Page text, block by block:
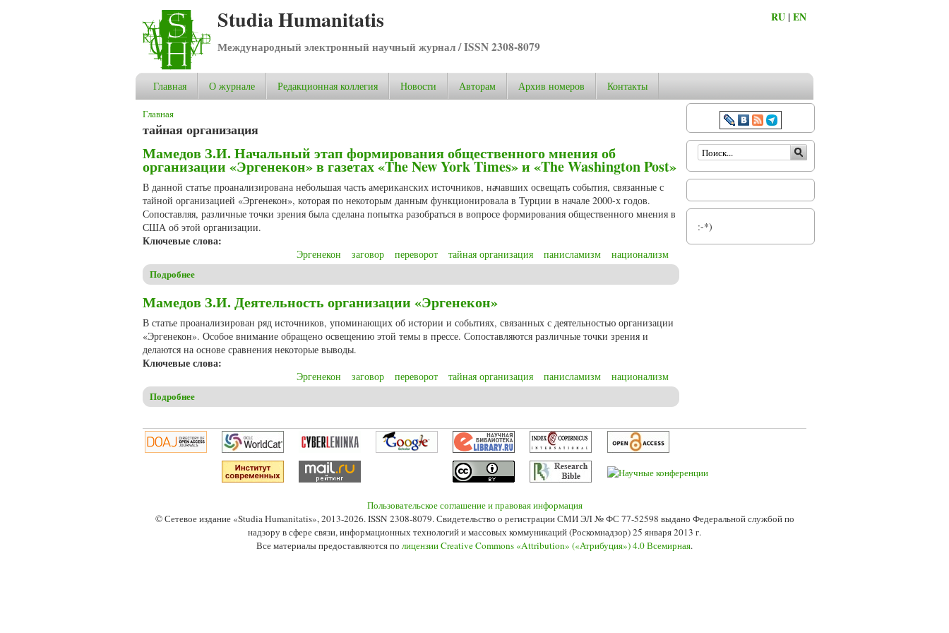
Studia Humanitatis
Международный электронный научный журнал / ISSN 2308-8079
RU |EN
Главная О журнале Редакционная коллегия Новости Авторам Архив номеров Контакты
Вы здесь
Главная
тайная организация
Мамедов З.И. Начальный этап формирования общественного мнения об
организации «Эргенекон» в газетах «The New York Times» и «The Washington Post»
В данной статье проанализирована небольшая часть американских источников, начавших освещать события, связанные с
тайной организацией «Эргенекон», которая по некоторым данным функционировала в Турции в начале 2000-х годов.
Сопоставляя, различные точки зрения была сделана попытка разобраться в вопросе формирования общественного мнения в
США об этой организации.
Ключевые слова:
Эргенекон заговор переворот тайная организация панисламизм национализм
Подробнее
Мамедов З.И. Деятельность организации «Эргенекон»
В статье проанализирован ряд источников, упоминающих об истории и событиях, связанных с деятельностью организации
«Эргенекон». Особое внимание обращено освещению этой темы в прессе. Сопоставляются различные точки зрения и
делаются на основе сравнения некоторые выводы.
Ключевые слова:
Эргенекон заговор переворот тайная организация панисламизм национализм
Подробнее
Форма поиска
:-*)
Пользовательское соглашение и правовая информация
© Сетевое издание «Studia Humanitatis», 2013-2026. ISSN 2308-8079. Свидетельство о регистрации СМИ ЭЛ № ФС 77-52598 выдано Федеральной службой по
надзору в сфере связи, информационных технологий и массовых коммуникаций (Роскомнадзор) 25 января 2013 г.
Все материалы предоставляются по лицензии Creative Commons «Attribution» («Атрибуция») 4.0 Всемирная.